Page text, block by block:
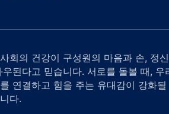
회의 건강이 구성원의 마음과 손, 정신
우된다고 믿습니다. 서로를 돌볼 때, 우
연결하고 힘을 주는 유대감이 강화될
다.